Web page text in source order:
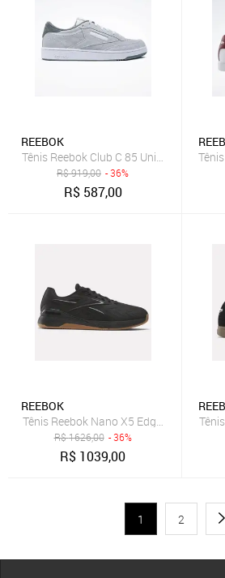
REEBOK
Tênis Reebok Club C 85 Unissex Moon/
R$919,00 - 36%
R$ 587,00
REEBOK
Tênis Reebok Nano X5 Edge Masculino
R$1626,00 - 36%
R$ 1039,00
1 2